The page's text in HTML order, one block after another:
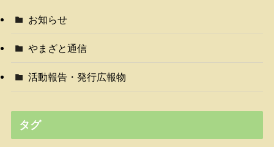
お知らせ
やまざと通信
活動報告・発行広報物
タグ